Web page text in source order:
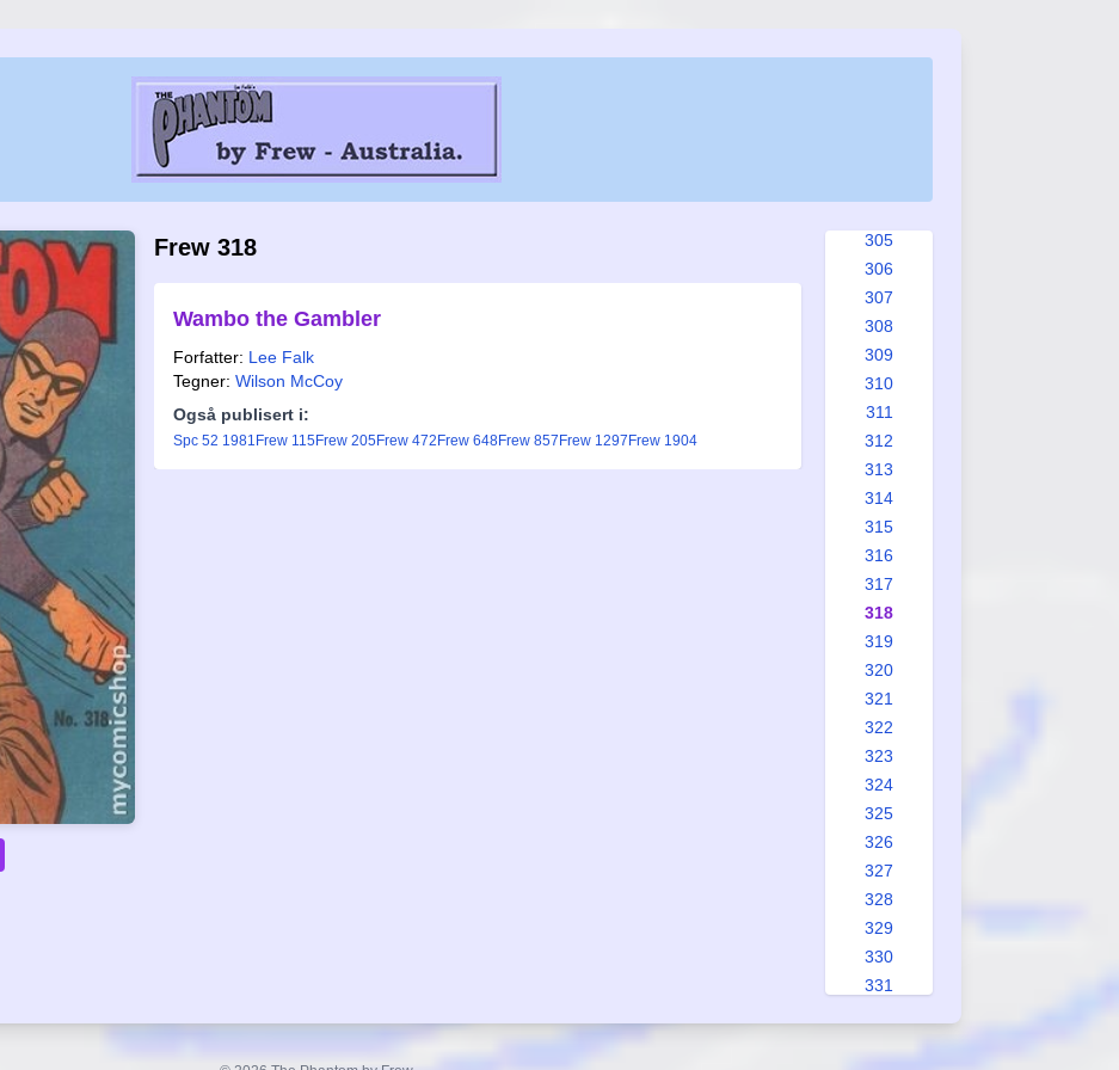
Frew 318
Wambo the Gambler
Forfatter: Lee Falk
Tegner: Wilson McCoy
Også publisert i:
Spc 52 1981 Frew 115Frew 205Frew 472 Frew 648Frew 857 Frew 1297 Frew 1904
305
306
307
308
309
310
311
312
313
314
315
316
317
318
319
320
321
322
323
324
325
326
327
328
329
330
331